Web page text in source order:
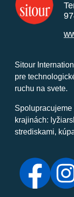
Sitour
pre
ruchu na svete.
krajinách:
strediskami,